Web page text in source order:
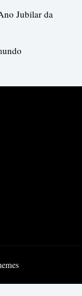
Jubilar da